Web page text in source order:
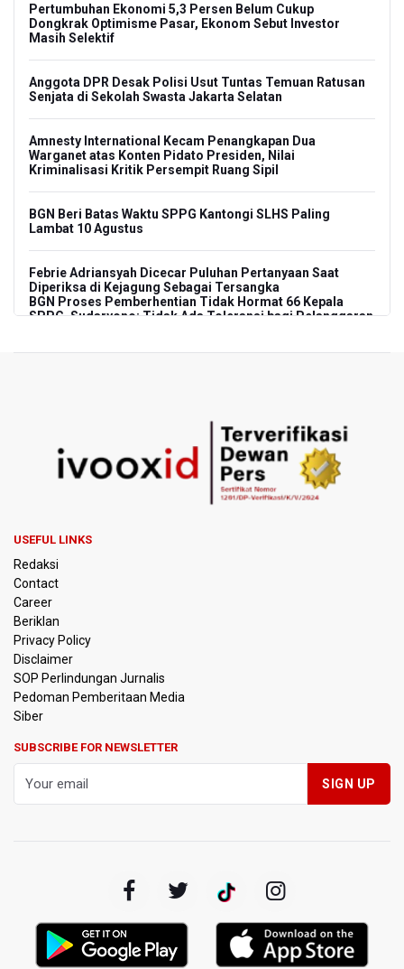
Pertumbuhan Ekonomi 5,3 Persen Belum Cukup
Dongkrak Optimisme Pasar, Ekonom Sebut Investor
Masih Selektif
Anggota DPR Desak Polisi Usut Tuntas Temuan Ratusan
Senjata di Sekolah Swasta Jakarta Selatan
Amnesty International Kecam Penangkapan Dua
Warganet atas Konten Pidato Presiden, Nilai
Kriminalisasi Kritik Persempit Ruang Sipil
BGN Beri Batas Waktu SPPG Kantongi SLHS Paling
Lambat 10 Agustus
Febrie Adriansyah Dicecar Puluhan Pertanyaan Saat
Diperiksa di Kejagung Sebagai Tersangka
BGN Proses Pemberhentian Tidak Hormat 66 Kepala
SPPG, Sudaryono: Tidak Ada Toleransi bagi Pelanggaran
Kebakaran Landa Gedung Bapenda DKI Jakarta
PSSI Evaluasi TImnas Indonesia Setelah Gagal Tembus
Timnas Indonesia Tersingkir di Piala AFF 2026 Setelah
Nasional
Pendakian Gunung Gede Pangrango Ditutup karena
Kebakaran Alun-alun Suryakancana
Menkomdigi Sebut Kehadiran AI Factory Perkuat Posisi
TOD di Kemayoran
Ada Ekskul Menembak
USEFUL LINKS
Redaksi
Contact
Career
Beriklan
Privacy Policy
Disclaimer
SOP Perlindungan Jurnalis
Pedoman Pemberitaan Media
Siber
SUBSCRIBE FOR NEWSLETTER